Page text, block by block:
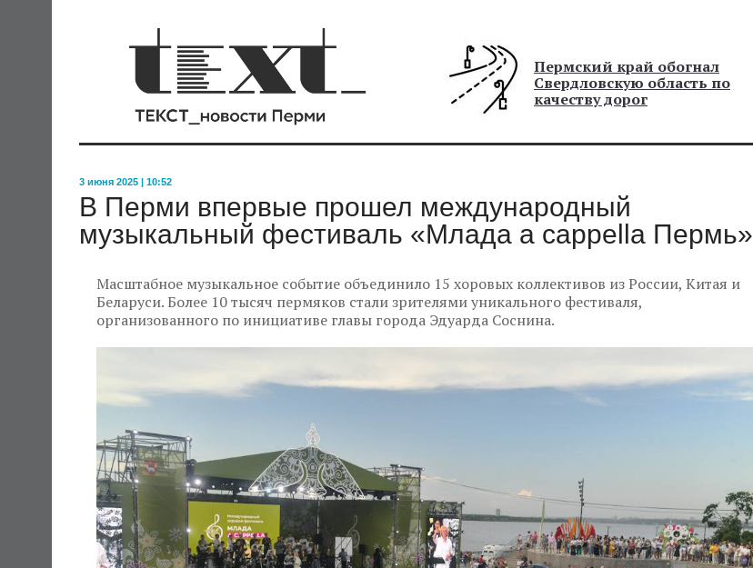
Пермский край обогнал
Свердловскую область по
качеству дорог
3 июня 2025 | 10:52
В Перми впервые прошел международный
музыкальный фестиваль «Млада a cappella Пермь»
Масштабное музыкальное событие объединило 15 хоровых коллективов из России, Китая и
Беларуси. Более 10 тысяч пермяков стали зрителями уникального фестиваля,
организованного по инициативе главы города Эдуарда Соснина.